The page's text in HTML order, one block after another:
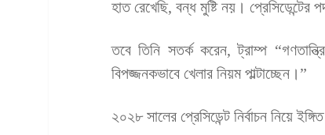
হাত রেখেছি, বন্ধ মুষ্টি নয়।
তবে তিনি সতর্ক করেন, ট্রাম্প
বিপজ্জনকভাবে খেলার নিয়ম পাল্টাচ্ছেন।”
২০২৮ সালের প্রেসিডেন্ট নির্বাচন নিয়ে ইঙ্গিত